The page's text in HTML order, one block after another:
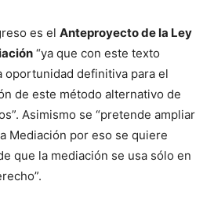
es el Anteproyecto de la Ley
“ya que con este texto
oportunidad definitiva para el
de este método alternativo de
Asimismo se “pretende ampliar
Mediación por eso se quiere
que la mediación se usa sólo en